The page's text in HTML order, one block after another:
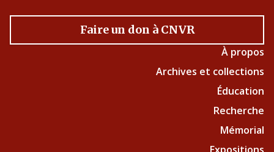
Faire un don à CNVR
À propos
Archives et collections
Éducation
Recherche
Mémorial